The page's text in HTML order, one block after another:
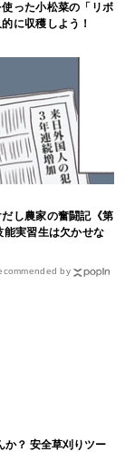
った小松菜の「リボ
に収穫しよう！
だし農家の奮闘記《第
能実習生は欠かせな
by
か？ 安全草刈りツー